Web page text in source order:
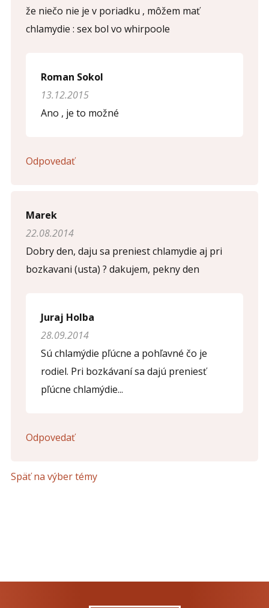
Komentár ( *)
Opíšte prvé 4 písmená zo slova "
že niečo nie je v poriadku , môžem mať
chlamydie : sex bol vo whirpoole
Roman Sokol
13.12.2015
Ano , je to možné
Odpovedať
Marek
22.08.2014
Dobry den, daju sa preniest chlamydie aj pri
bozkavani (usta) ? dakujem, pekny den
Juraj Holba
28.09.2014
Sú chlamýdie pľúcne a pohľavné čo je
rodiel. Pri bozkávaní sa dajú preniesť
pľúcne chlamýdie...
Odpovedať
Späť na výber témy